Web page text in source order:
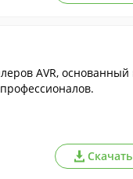
AVR, основанный
Скачать